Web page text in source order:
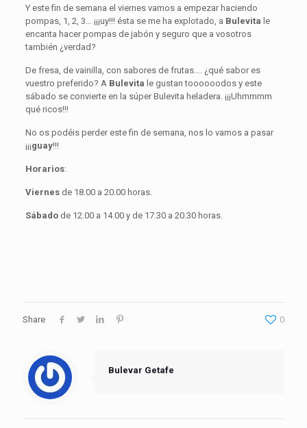
Y este fin de semana el viernes vamos a empezar haciendo
pompas, 1, 2, 3… ¡¡¡uy!!! ésta se me ha explotado, a Bulevita le
encanta hacer pompas de jabón y seguro que a vosotros
también ¿verdad?
De fresa, de vainilla, con sabores de frutas…. ¿qué sabor es
vuestro preferido? A Bulevita le gustan toooooodos y este
sábado se convierte en la súper Bulevita heladera. ¡¡¡Uhmmmm
qué ricos!!!
No os podéis perder este fin de semana, nos lo vamos a pasar
¡¡¡guay!!!
Horarios:
Viernesde 18.00 a 20.00 horas.
Sábadode 12.00 a 14.00 y de 17.30 a 20.30 horas.
Share 0
Bulevar Getafe